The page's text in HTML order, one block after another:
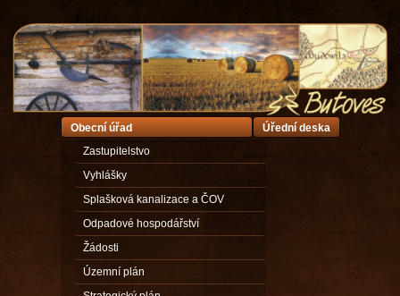
Obecní úřad
Zastupitelstvo
Vyhlášky
Splašková kanalizace a ČOV
Odpadové hospodářství
Žádosti
Územní plán
Úřední deska